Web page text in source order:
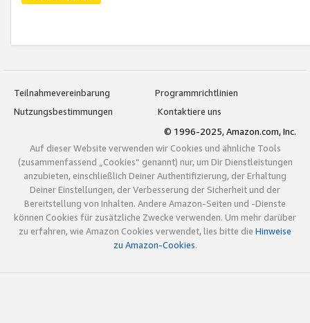
Teilnahmevereinbarung
Programmrichtlinien
Nutzungsbestimmungen
Kontaktiere uns
© 1996-2025, Amazon.com, Inc.
Auf dieser Website verwenden wir Cookies und ähnliche Tools
(zusammenfassend „Cookies“ genannt) nur, um Dir Dienstleistungen
anzubieten, einschließlich Deiner Authentifizierung, der Erhaltung
Deiner Einstellungen, der Verbesserung der Sicherheit und der
Bereitstellung von Inhalten. Andere Amazon-Seiten und -Dienste
können Cookies für zusätzliche Zwecke verwenden. Um mehr darüber
zu erfahren, wie Amazon Cookies verwendet, lies bitte die Hinweise
zu Amazon-Cookies.